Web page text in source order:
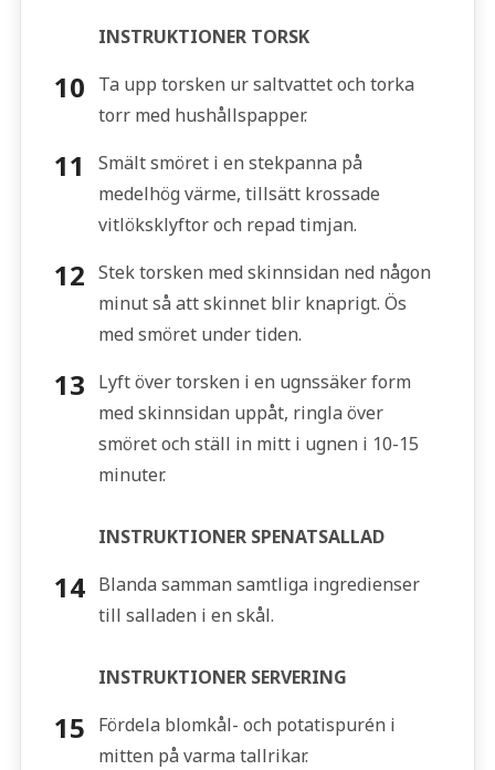
INSTRUKTIONER TORSK
Ta upp torsken ur saltvattet och torka
torr med hushållspapper.
Smält smöret i en stekpanna på
medelhög värme, tillsätt krossade
vitlöksklyftor och repad timjan.
Stek torsken med skinnsidan ned någon
minut så att skinnet blir knaprigt. Ös
med smöret under tiden.
Lyft över torsken i en ugnssäker form
med skinnsidan uppåt, ringla över
smöret och ställ in mitt i ugnen i 10-15
minuter.
INSTRUKTIONER SPENATSALLAD
Blanda samman samtliga ingredienser
till salladen i en skål.
INSTRUKTIONER SERVERING
Fördela blomkål- och potatispurén i
mitten på varma tallrikar.